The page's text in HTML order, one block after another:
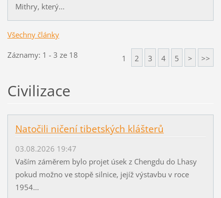
Mithry, který...
Všechny články
Záznamy: 1 - 3 ze 18 1 2 3 4 5 > >>
Civilizace
Natočili ničení tibetských klášterů
03.08.2026 19:47
Vaším záměrem bylo projet úsek z Chengdu do Lhasy
pokud možno ve stopě silnice, jejíž výstavbu v roce
1954...